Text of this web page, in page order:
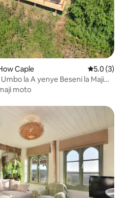
Caple Ukadiriaji
5.0 (3)
la A yenye Beseni la Maji
Wyemoto